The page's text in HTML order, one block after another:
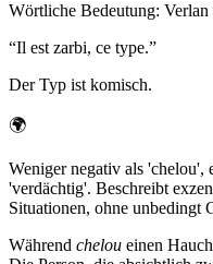
Wörtliche Bedeutung:
“Il est zarbi, ce type.”
Der Typ ist komisch.
🌍
Weniger negativ als 'chelou',
'verdächtig'. Beschreibt
Situationen, ohne unbedingt
Während chelou einen